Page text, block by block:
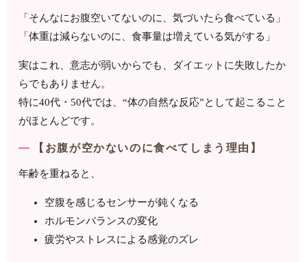
「そんなにお腹空いてないのに、気づいたら食べている」
「体重は減らないのに、食事量は増えている気がする」
実はこれ、意志が弱いからでも、ダイエットに失敗したか
らでもありません。
特に40代・50代では、“体の自然な反応”として起こること
がほとんどです。
【お腹が空かないのに食べてしまう理由】
年齢を重ねると、
空腹を感じるセンサーが鈍くなる
ホルモンバランスの変化
疲労やストレスによる感覚のズレ